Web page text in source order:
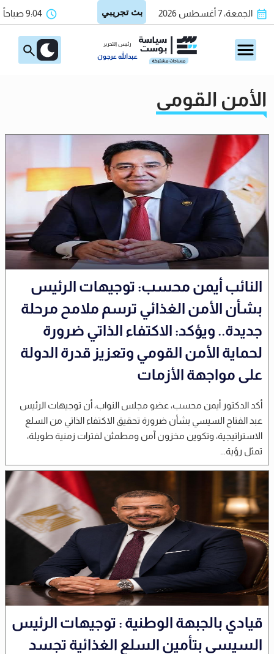
الجمعة، 7 أغسطس 2026 9:04 صباحاً
رئيس التحرير
عبدالله عرجون
الأمن القومى
النائب أيمن محسب: توجيهات الرئيس
بشأن الأمن الغذائي ترسم ملامح مرحلة
جديدة.. ويؤكد: الاكتفاء الذاتي ضرورة
لحماية الأمن القومي وتعزيز قدرة الدولة
على مواجهة الأزمات
أكد الدكتور أيمن محسب، عضو مجلس النواب، أن توجيهات الرئيس
عبد الفتاح السيسي بشأن ضرورة تحقيق الاكتفاء الذاتي من السلع
الاستراتيجية، وتكوين مخزون آمن ومطمئن لفترات زمنية طويلة،
تمثل رؤية...
قيادي بالجبهة الوطنية : توجيهات الرئيس
السيسي بتأمين السلع الغذائية تجسد